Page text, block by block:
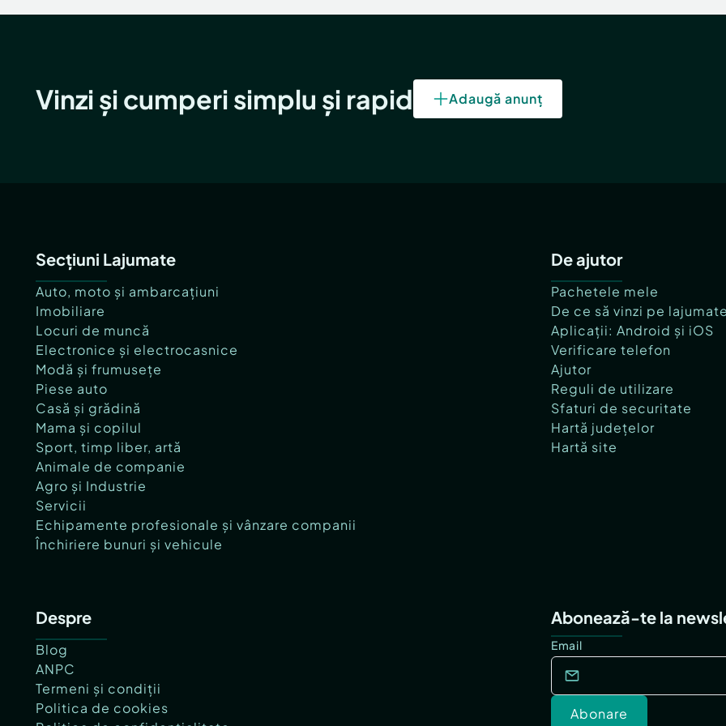
Vinzi și cumperi simplu și rapid Adaugă anunț
Secțiuni Lajumate
Auto, moto și ambarcațiuni
Imobiliare
Locuri de muncă
Electronice și electrocasnice
Modă și frumusețe
Piese auto
Casă și grădină
Mama și copilul
Sport, timp liber, artă
Animale de companie
Agro și Industrie
Servicii
Echipamente profesionale și vânzare companii
Închiriere bunuri și vehicule
De ajutor
Pachetele mele
De ce să vinzi pe
Aplicații: Android și iOS
Verificare telefon
Ajutor
Reguli de utilizare
Sfaturi de securitate
Hartă județelor
Hartă site
Despre
Blog
ANPC
Termeni și condiții
Politica de cookies
Abonează-te la
Email
Abonare